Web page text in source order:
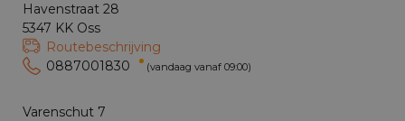
Havenstraat 28
5347 KK Oss
Routebeschrijving
0887001830
(vandaag vanaf 09:00)
Varenschut 7